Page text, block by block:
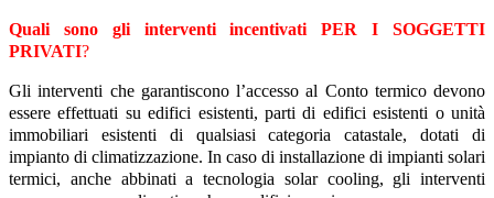
Quali sono gli interventi incentivati PER I SOGGETTI
PRIVATI?
Gli interventi che garantiscono l’accesso al Conto termico devono
essere effettuati su edifici esistenti, parti di edifici esistenti o unità
immobiliari esistenti di qualsiasi categoria catastale, dotati di
impianto di climatizzazione. In caso di installazione di impianti solari
termici, anche abbinati a tecnologia solar cooling, gli interventi